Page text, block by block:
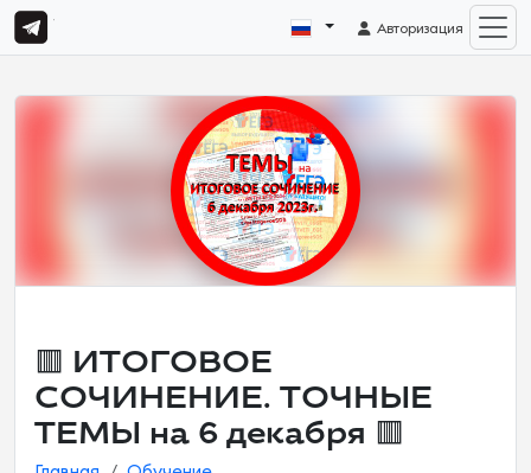
Авторизация
🟥 ИТОГОВОЕ
СОЧИНЕНИЕ. ТОЧНЫЕ
ТЕМЫ на 6 декабря 🟥